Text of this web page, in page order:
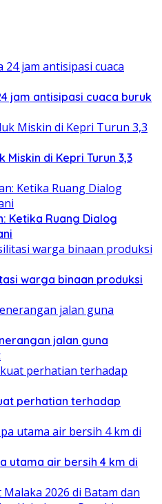
jam antisipasi cuaca buruk
Miskin di Kepri Turun 3,3
Ketika Ruang Dialog
warga binaan produksi
jalan guna
perhatian terhadap
utama air bersih 4 km di